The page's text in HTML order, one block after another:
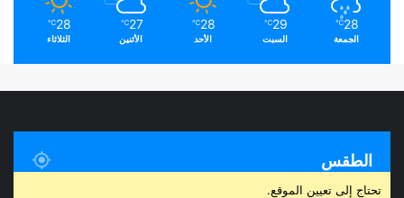
28
℃
الجمعة
29
℃
السبت
28
℃
الأحد
27
℃
الأثنين
28
℃
الثلاثاء
الطقس
تحتاج إلى تعيين الموقع.